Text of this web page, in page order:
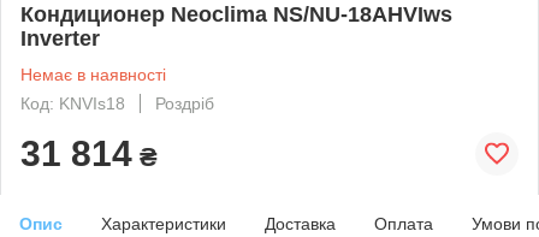
Кондиционер Neoclima NS/NU-18AHVIws
Inverter
Немає в наявності
Код: KNVIs18
Роздріб
31 814 ₴
Опис Характеристики Доставка Оплата Умови